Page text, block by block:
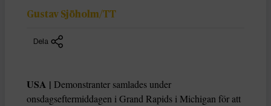
Gustav Sjöholm/TT
Dela
USA | Demonstranter samlades under
onsdagseftermiddagen i Grand Rapids i Michigan för att